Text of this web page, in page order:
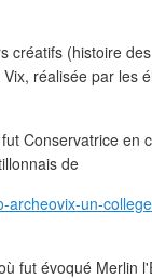
créatifs (histoire
réalisée par les
archeovix-un-
fut évoqué Merlin